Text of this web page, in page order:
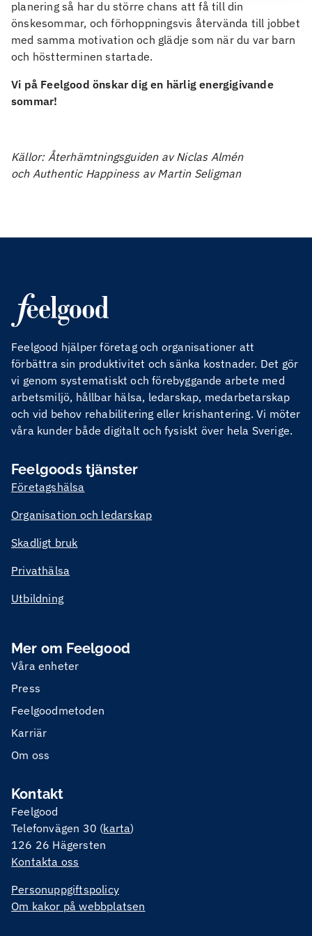
planering så har du större chans att få till din
önskesommar, och förhoppningsvis återvända till jobbet
med samma motivation och glädje som när du var barn
och höstterminen startade.
Vi på Feelgood önskar dig en härlig energigivande
sommar!
Källor: Återhämtningsguiden av Niclas Almén
och Authentic Happiness av Martin Seligman
Feelgood hjälper företag och organisationer att
förbättra sin produktivitet och sänka kostnader. Det gör
vi genom systematiskt och förebyggande arbete med
arbetsmiljö, hållbar hälsa, ledarskap, medarbetarskap
och vid behov rehabilitering eller krishantering. Vi möter
våra kunder både digitalt och fysiskt över hela Sverige.
Feelgoods tjänster
Företagshälsa
Organisation och ledarskap
Skadligt bruk
Privathälsa
Utbildning
Mer om Feelgood
Våra enheter
Press
Feelgoodmetoden
Karriär
Om oss
Kontakt
Feelgood
Telefonvägen 30 (karta)
126 26 Hägersten
Kontakta oss
Personuppgiftspolicy
Om kakor på webbplatsen